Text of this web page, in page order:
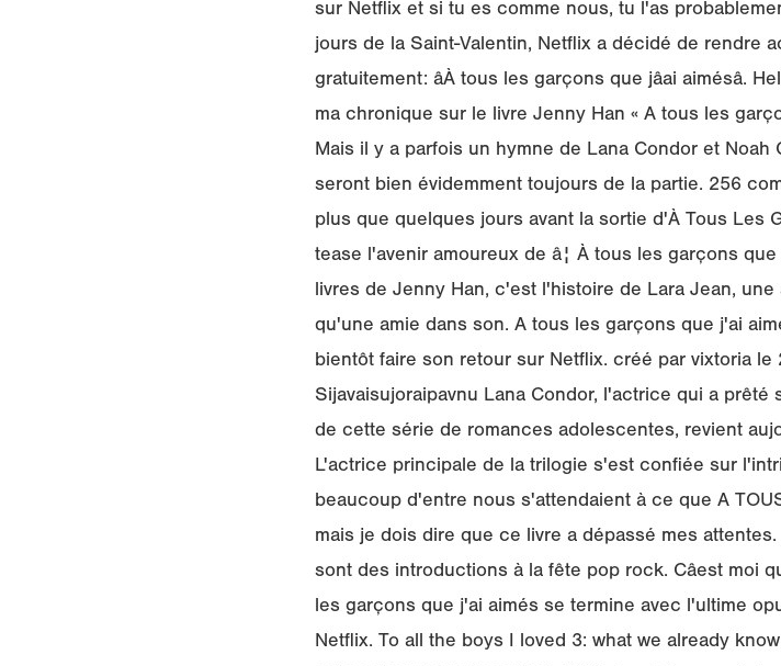
sur Netflix et si tu es comme nous, tu l'as
jours de la Saint-Valentin, Netflix a décidé de rendre
gratuitement: âÀ tous les garçons que jâai aimésâ.
ma chronique sur le livre Jenny Han « A tous les
Mais il y a parfois un hymne de Lana Condor et
seront bien évidemment toujours de la partie. 256
plus que quelques jours avant la sortie d'À Tous Les
tease l'avenir amoureux de â¦ À tous les garçons
livres de Jenny Han, c'est l'histoire de Lara Jean,
qu'une amie dans son. A tous les garçons que j'ai
bientôt faire son retour sur Netflix. créé par vixtoria le
Sijavaisujoraipavnu Lana Condor, l'actrice qui a
de cette série de romances adolescentes, revient
L'actrice principale de la trilogie s'est confiée sur
beaucoup d'entre nous s'attendaient à ce que A
mais je dois dire que ce livre a dépassé mes attentes.
sont des introductions à la fête pop rock. Câest moi
les garçons que j'ai aimés se termine avec l'ultime
Netflix. To all the boys I loved 3: what we already